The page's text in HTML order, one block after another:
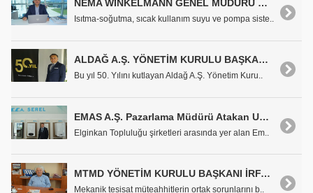
NEMA WİNKELMANN GENEL MÜDÜRÜ DERYA ÇUHA: 'YENİ BİR NEMA YARATMAK İÇİN YOLA ÇIKTIK'
Isıtma-soğutma, sıcak kullanım suyu ve pompa siste..
ALDAĞ A.Ş. YÖNETİM KURULU BAŞKAN VEKİLİ REBİİ DAĞOĞLU: 'SON İKİ YILDA 17.5 MİLYON DOLARLIK YATIRIMI EKONOMİMİZE VE SEKTÖRE KAZANDIRDIK'
Bu yıl 50. Yılını kutlayan Aldağ A.Ş. Yönetim Kuru..
EMAS A.Ş. Pazarlama Müdürü Atakan Unan: 'Elde Ettiğimiz Kazancı Tekrar Yatırıma Dönüştürüyoruz'
Elginkan Topluluğu şirketleri arasında yer alan Em..
MTMD YÖNETİM KURULU BAŞKANI İRFAN ÇELİMLİ: 'SÖZLEŞMELERDE FIDIC STANDARTLARINI YAYGINLAŞTIRMAK İSTİYORUZ'
Mekanik tesisat müteahhitlerin ortak sorunlarını b..